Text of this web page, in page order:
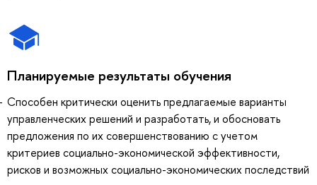
Планируемые результаты обучения
Способен критически оценить предлагаемые варианты
управленческих решений и разработать, и обосновать
предложения по их совершенствованию с учетом
критериев социально-экономической эффективности,
рисков и возможных социально-экономических последствий